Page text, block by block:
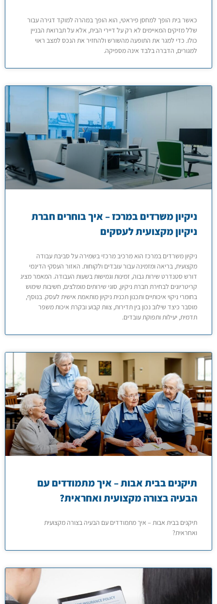
כאשר בית הופך למחסן פיראטי, הוא הופך במהרה למוקד דגירה עבור
שלל מזיקים המאיימים לא רק על דיירי הבית, אלא על תברואת הבניין
כולו. כדי למגר את התופעה מהשורש ולהחזיר את הנכס למצב ראוי
למגורים, הדברה בלבד אינה מספיקה.
ניקיון משרדים במרכז – איך בוחרים חברת
ניקיון מקצועית לעסקים
ניקיון משרדים במרכז הוא מרכיב מרכזי בשמירה על סביבת עבודה
מקצועית, בריאה ומזמינה עבור עובדים ולקוחות. האזור העסקי הדינמי
דורש סטנדרט שירות גבוה, זמינות וגמישות בשעות העבודה. המאמר מציג
קריטריונים לבחירת חברת ניקיון, סוגי שירותים מומלצים, חשיבות שימוש
בחומרי ניקוי איכותיים ותכנון תכנית ניקיון מותאמת אישית לעסק. בנוסף,
מוסבר כיצד שילוב נכון בין תדירות, צוות קבוע ובקרת איכות משפר
תדמית, יעילות ותפוקת עובדים.
תיקנים בבית אבות – איך מתמודדים עם
הבעיה בצורה מקצועית ואחראית?
תיקנים בבית אבות – איך מתמודדים עם הבעיה בצורה מקצועית
ואחראית?